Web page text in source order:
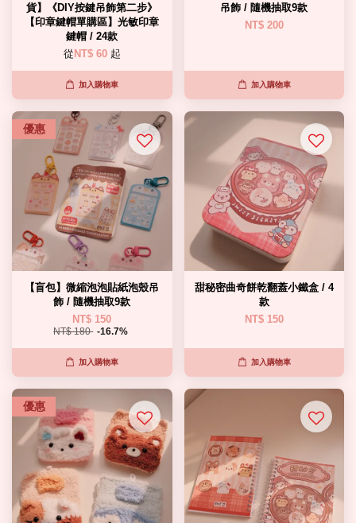
貨】《DIY按鍵吊飾第二步》
【印章鍵帽單購區】光敏印章
鍵帽 / 24款
從 NT$ 60 起
加入購物車
吊飾 / 隨機抽取9款
NT$ 200
加入購物車
優惠
【盲包】微縮泡泡貼紙泡殼吊
飾 / 隨機抽取9款
NT$ 150
NT$ 180 -16.7%
加入購物車
甜秘密曲奇餅乾翻蓋小鐵盒 / 4
款
NT$ 150
加入購物車
優惠